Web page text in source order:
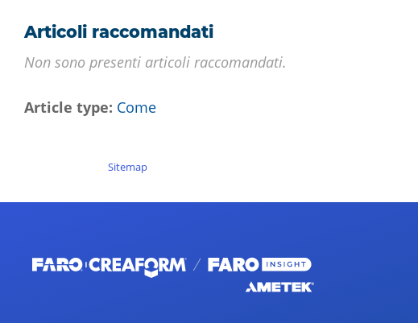
Articoli raccomandati
Non sono presenti articoli raccomandati.
Article type Come
Sitemap